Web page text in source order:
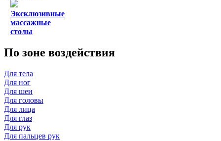
Эксклюзивные
массажные
столы
По зоне воздействия
Для тела
Для ног
Для шеи
Для головы
Для лица
Для глаз
Для рук
Для пальцев рук